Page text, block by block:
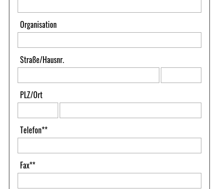
Organisation
Straße/Hausnr.
PLZ/Ort
Telefon**
Fax**